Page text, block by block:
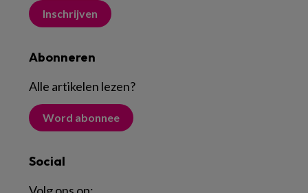
Inschrijven
Abonneren
Alle artikelen lezen?
Word abonnee
Social